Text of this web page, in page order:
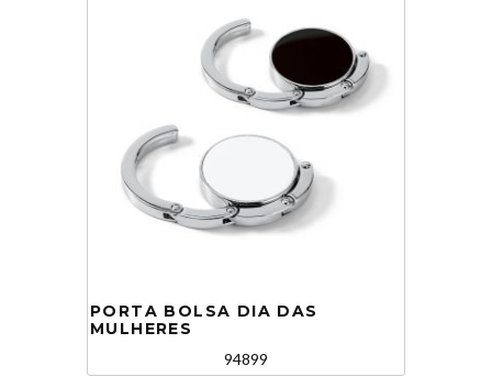
PORTA BOLSA DIA DAS
MULHERES
94899